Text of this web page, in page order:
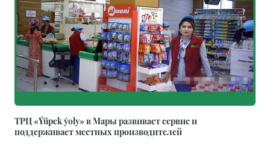
ТРЦ «Ýüpek ýoly» в Мары развивает сервис и
поддерживает местных производителей